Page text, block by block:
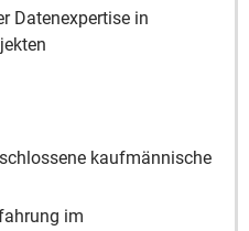
Datenexpertise in
kaufmännische
im